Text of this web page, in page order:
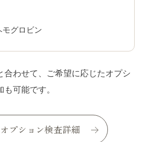
モグロビン
合わせて、ご希望に応じたオプシ
も可能です。
オプション検査詳細